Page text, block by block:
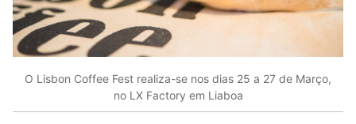
O Lisbon Coffee Fest realiza-se nos dias 25 a 27 de Março,
no LX Factory em Liaboa